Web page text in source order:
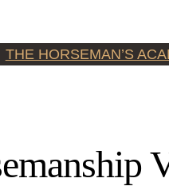
THE HORSEMAN’S